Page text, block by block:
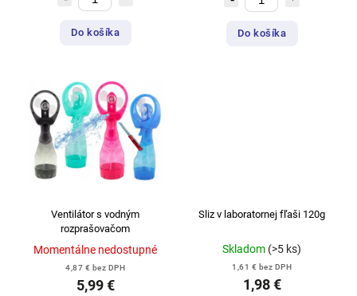
Do košíka Do košíka
Ventilátor s vodným
rozprašovačom
Momentálne nedostupné
4,87 € bez DPH
5,99 €
Sliz v laboratornej fľaši 120g
Skladom (>5 ks)
1,61 € bez DPH
1,98 €